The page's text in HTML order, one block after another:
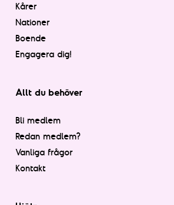
Kårer
Nationer
Boende
Engagera dig!
Allt du behöver
Bli medlem
Redan medlem?
Vanliga frågor
Kontakt